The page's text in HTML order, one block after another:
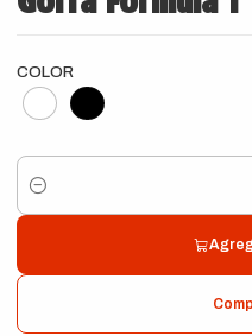
COLOR
Cantidad